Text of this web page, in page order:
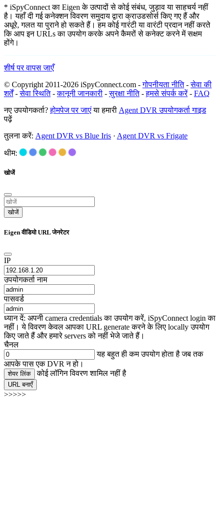
* iSpyConnect का Eigen के उत्पादों से कोई संबंध, जुड़ाव या साहचर्य नहीं
है। यहाँ दी गई कनेक्शन विवरण समुदाय द्वारा क्राउडसोर्स किए गए हैं और
अधूरे, गलत या पुराने हो सकते हैं। हम कोई गारंटी या वारंटी प्रदान नहीं करते
कि आप इन URLs का उपयोग करके अपने कैमरों से कनेक्ट करने में सक्षम
होंगे।
शीर्ष पर वापस जाएँ
© Copyright 2011-2026 iSpyConnect.com -गोपनीयता नीति-सेवा की
शर्तें-सेवा स्थिति-कानूनी जानकारी -सुरक्षा नीति-हमसे संपर्क करें- FAQ
नए उपयोगकर्ता?होमपेज पर जाएंया हमारी Agent DVR उपयोगकर्ता गाइड
पढ़ें
तुलना करें: Agent DVR vs Blue Iris · Agent DVR vs Frigate
थीम:
खोजें
खोजें
Eigen वीडियो URL जेनरेटर
IP
उपयोगकर्ता नाम
पासवर्ड
ध्यान दें: अपनी camera credentials का उपयोग करें, iSpyConnect login का
नहीं। ये विवरण केवल आपका URL generate करने के लिए locally उपयोग
किए जाते हैं और हमारे servers को नहीं भेजे जाते हैं।
चैनल
यह बहुत ही कम उपयोग होता है जब तक
आपके पास एक DVR न हो।
शेयर लिंक कोई लॉगिन विवरण शामिल नहीं है
URL बनाएँ
>>>>>